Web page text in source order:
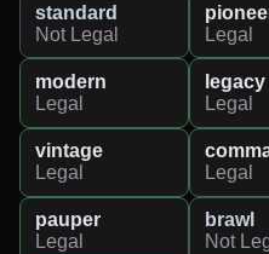
standard
Not Legal
Legal
modern
Legal
legacy
Legal
vintage
Legal
Legal
pauper
Legal
brawl
Not